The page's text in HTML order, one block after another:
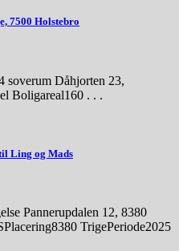
7500 Holstebro
soverum Dåhjorten 23,
Boligareal160 . . .
Ling og Mads
Pannerupdalen 12, 8380
TrigePeriode2025